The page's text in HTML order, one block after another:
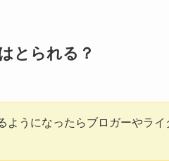
とられる？
ようになったらブロガーやラ